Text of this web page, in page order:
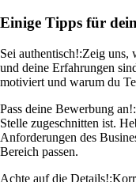
Einige Tipps für
Sei authentisch!:Zeig uns,
und deine Erfahrungen
motiviert und warum du
Pass deine Bewerbung an!:
Stelle zugeschnitten ist.
Anforderungen des
Bereich passen.
Achte auf die Details!: